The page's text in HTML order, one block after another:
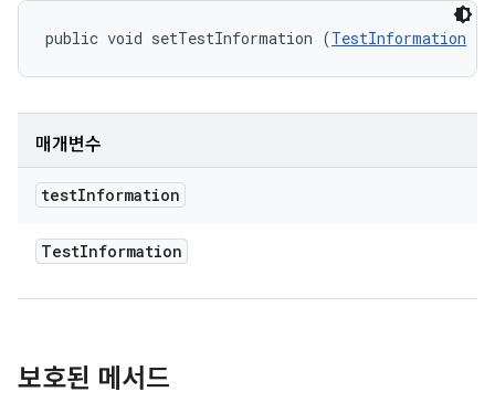
public void setTestInformation (TestInformation
매개변수
testInformation
TestInformation
보호된 메서드